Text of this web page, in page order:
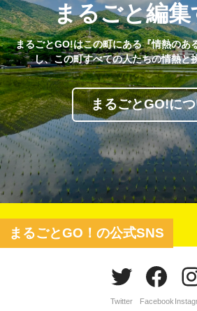
まるごと編集
まるごとGO!はこの町にある『情熱のあ
し、この町すべての人たちの情熱と
まるごとGO!に
まるごとGO！の公式SNS